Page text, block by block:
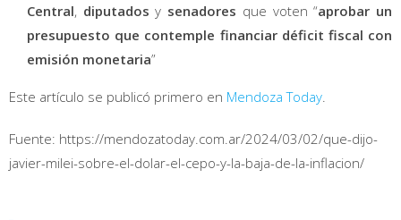
Central, diputados y senadores que voten “aprobar un
presupuesto que contemple financiar déficit fiscal con
emisión monetaria”
Este artículo se publicó primero en Mendoza Today
Fuente: https://mendozatoday.com.ar/2024/03/02/que-dijo-
javier-milei-sobre-el-dolar-el-cepo-y-la-baja-de-la-inflacion/